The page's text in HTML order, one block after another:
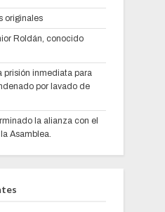
originales
Roldán, conocido
prisión inmediata para
por lavado de
la alianza con el
Asamblea.